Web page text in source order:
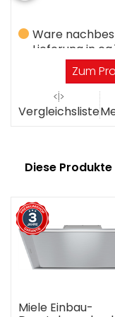
Ware
Lieferung in
Werktagen
Zum
Vergleichsliste
Diese
Miele Einbau-